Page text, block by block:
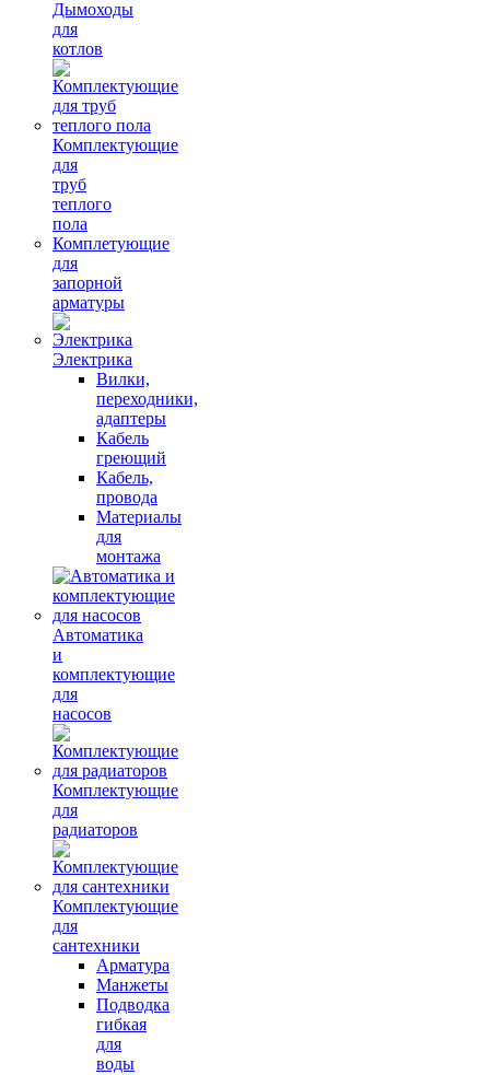
Дымоходы
для
котлов
Комплектующие
для
труб
теплого
пола
Комплетующие
для
запорной
арматуры
Электрика
Вилки,
переходники,
адаптеры
Кабель
греющий
Кабель,
провода
Материалы
для
монтажа
Автоматика
и
комплектующие
для
насосов
Комплектующие
для
радиаторов
Комплектующие
для
сантехники
Арматура
Манжеты
Подводка
гибкая
для
воды